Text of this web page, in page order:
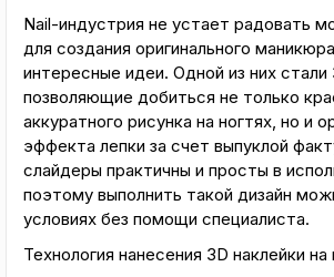
Nail-индустрия не устает радовать
для создания оригинального
интересные идеи. Одной из них стали
позволяющие добиться не только
аккуратного рисунка на ногтях, но и
эффекта лепки за счет выпуклой
слайдеры практичны и просты в
поэтому выполнить такой дизайн
условиях без помощи специалиста.
Технология нанесения 3D наклейки на